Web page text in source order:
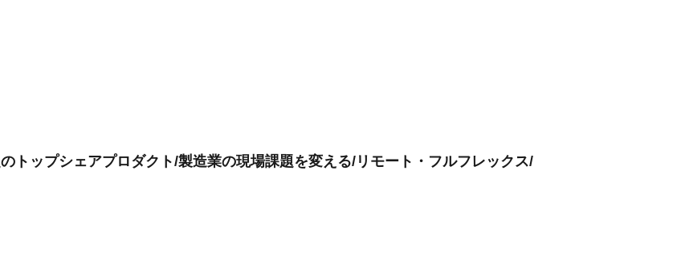
トップシェアプロダクト/製造業の現場課題を変える/リモート・フルフレックス/